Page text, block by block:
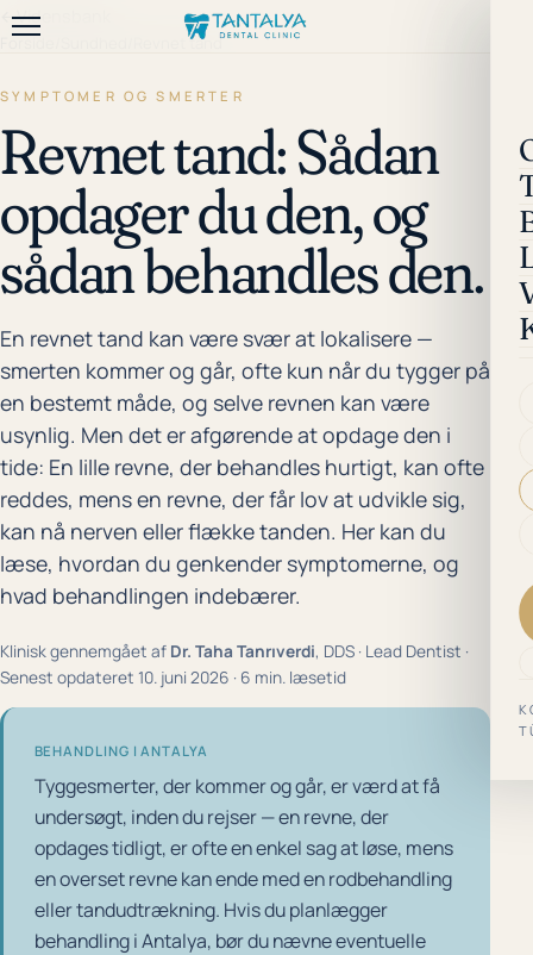
←Vidensbank
Forside Revnet tand
SYMPTOMER OG SMERTER
Revnet tand: Sådan
opdager du den, og
sådan behandles den.
En revnet tand kan være svær at lokalisere —
smerten kommer og går, ofte kun når du tygger på
en bestemt måde, og selve revnen kan være
usynlig. Men det er afgørende at opdage den i
tide: En lille revne, der behandles hurtigt, kan ofte
reddes, mens en revne, der får lov at udvikle sig,
kan nå nerven eller flække tanden. Her kan du
læse, hvordan du genkender symptomerne, og
hvad behandlingen indebærer.
Klinisk gennemgået af Dr. Taha Tanrıverdi, DDS · Lead Dentist ·
Senest opdateret 10. juni 2026 · 6 min. læsetid
BEHANDLING I ANTALYA
Tyggesmerter, der kommer og går, er værd at få
undersøgt, inden du rejser — en revne, der
opdages tidligt, er ofte en enkel sag at løse, mens
en overset revne kan ende med en rodbehandling
eller tandudtrækning. Hvis du planlægger
behandling i Antalya, bør du nævne eventuelle